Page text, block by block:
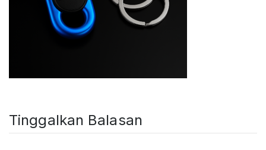
Tinggalkan Balasan